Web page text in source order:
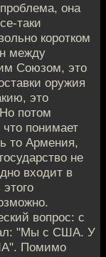
она
таки
коротком
между
Союзом, это
оружия
это
потом
понимает
то Армения,
не
входит в
вопрос: с
"Мы с США. У
Помимо